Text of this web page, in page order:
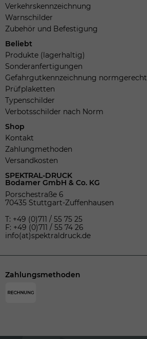
Verkehrskennzeichnung
Warnschilder
Zubehör und Befestigung
Beliebt
Produkte (lagerhaltig)
Sonderanfertigungen
Gefahrgutkennzeichnung normgerecht
Prüfplaketten
Typenschilder
Verbotsschilder nach Norm
Shop
Kontakt
Zahlungmethoden
Versandkosten
SPEKTRAL-DRUCK
Bodamer GmbH & Co. KG
Porschestraße 6
70435 Stuttgart-Zuffenhausen
T: +49 (0)711 / 55 75 25
F: +49 (0)711 / 55 74 26
info(at)spektraldruck.de
Zahlungsmethoden